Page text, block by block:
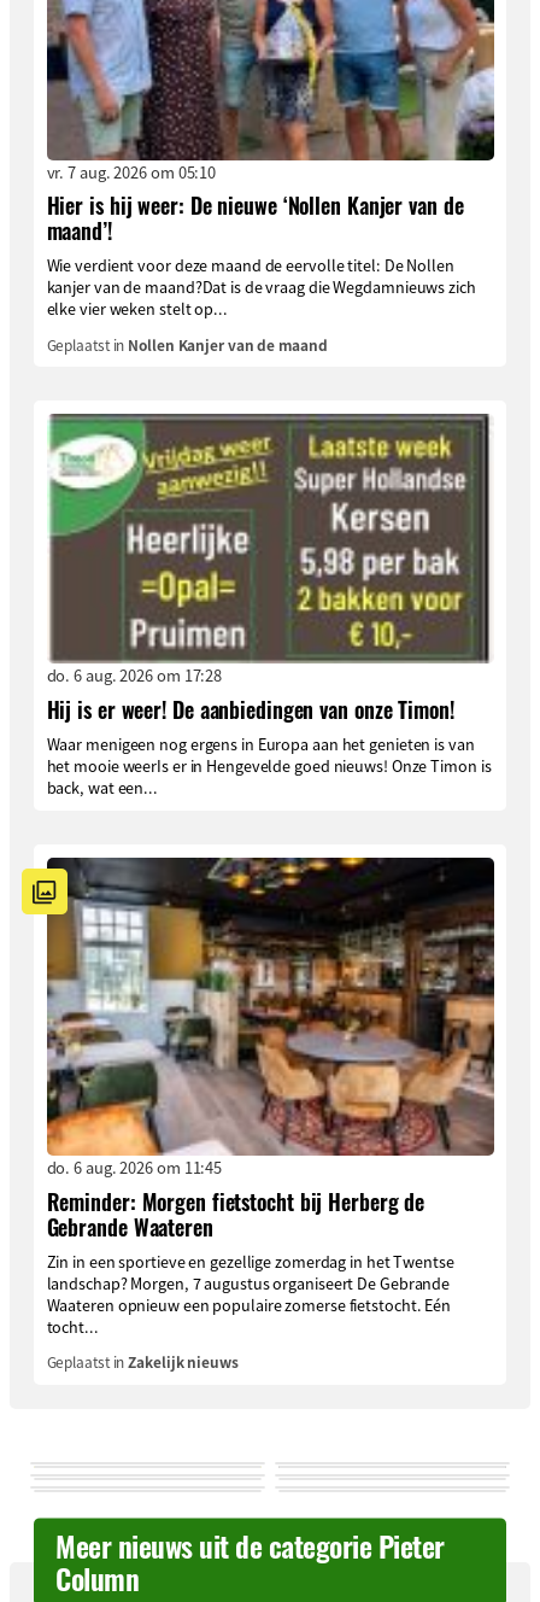
vr. 7 aug. 2026 om 05:10
Hier is hij weer: De nieuwe ‘Nollen Kanjer van de
maand’!
Wie verdient voor deze maand de eervolle titel: De Nollen
kanjer van de maand?Dat is de vraag die Wegdamnieuws zich
elke vier weken stelt op...
Geplaatst in Nollen Kanjer van de maand
do. 6 aug. 2026 om 17:28
Hij is er weer! De aanbiedingen van onze Timon!
Waar menigeen nog ergens in Europa aan het genieten is van
het mooie weerIs er in Hengevelde goed nieuws! Onze Timon is
back, wat een...
do. 6 aug. 2026 om 11:45
Reminder: Morgen fietstocht bij Herberg de
Gebrande Waateren
Zin in een sportieve en gezellige zomerdag in het Twentse
landschap? Morgen, 7 augustus organiseert De Gebrande
Waateren opnieuw een populaire zomerse fietstocht. Eén
tocht...
Geplaatst inZakelijk nieuws
Meer nieuws uit de categorie Pieter
Column